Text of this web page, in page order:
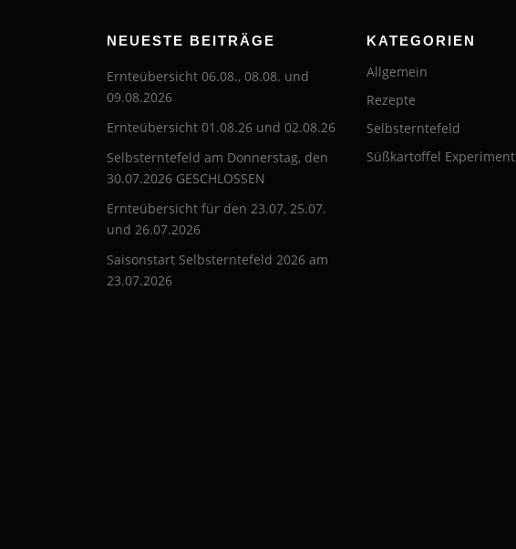
NEUESTE BEITRÄGE
Ernteübersicht 06.08., 08.08. und
09.08.2026
Ernteübersicht 01.08.26 und 02.08.26
Selbsterntefeld am Donnerstag, den
30.07.2026 GESCHLOSSEN
Ernteübersicht für den 23.07, 25.07.
und 26.07.2026
Saisonstart Selbsterntefeld 2026 am
23.07.2026
KATEGORIEN
Allgemein
Rezepte
Selbsterntefeld
Süßkartoffel Experiment